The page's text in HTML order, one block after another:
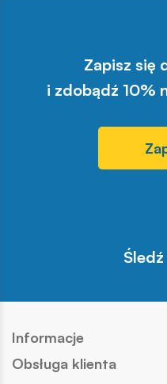
Zapisz się
i zdobądź 10%
Informacje
Obsługa klienta